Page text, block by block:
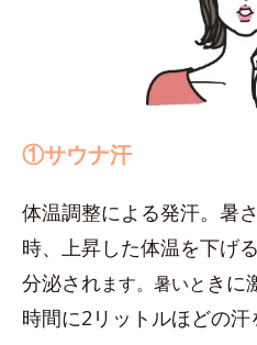
①サウナ汗
体温調整による発汗。暑
時、上昇した体温を下げ
分泌されます。暑いと きに
時間に2リットルほどの